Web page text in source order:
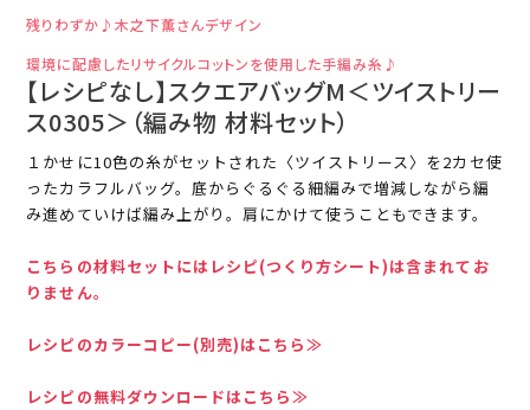
残りわずか♪木之下薫さんデザイン
環境に配慮したリサイクルコットンを使用した手編み糸♪
【レシピなし】スクエアバッグM＜ツイストリー
ス0305＞（編み物 材料セット）
１かせに10色の糸がセットされた〈ツイストリース〉を2カセ使
ったカラフルバッグ。底からぐるぐる細編みで増減しながら編
み進めていけば編み上がり。肩にかけて使うこともできます。
こちらの材料セットにはレシピ(つくり方シート)は含まれてお
りません。
レシピのカラーコピー(別売)はこちら≫
レシピの無料ダウンロードはこちら≫